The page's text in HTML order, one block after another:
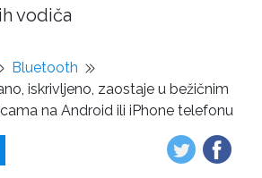
vodiča
Bluetooth
iskrivljeno, zaostaje u bežičnim
na Android ili iPhone telefonu